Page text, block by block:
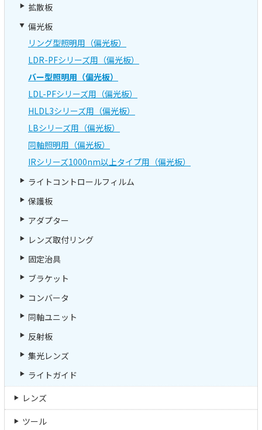
拡散板
偏光板
リング型照明用（偏光板）
LDR-PFシリーズ用（偏光板）
バー型照明用（偏光板）
LDL-PFシリーズ用（偏光板）
HLDL3シリーズ用（偏光板）
LBシリーズ用（偏光板）
同軸照明用（偏光板）
IRシリーズ1000nm以上タイプ用（偏光板）
ライトコントロールフィルム
保護板
アダプター
レンズ取付リング
固定治具
ブラケット
コンバータ
同軸ユニット
反射板
集光レンズ
ライトガイド
レンズ
ツール